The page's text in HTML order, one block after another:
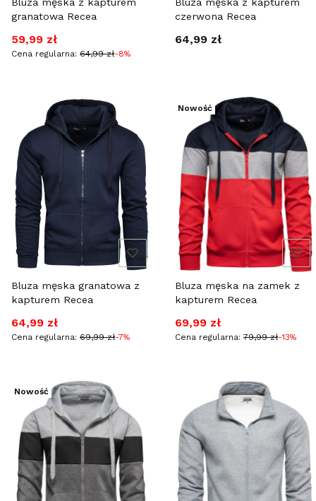
granatowa Recea
Cena promocyjna
59,99 zł
Cena regularna: 64,99 zł-8%
czerwona Recea
Cena
64,99 zł
Bluza męska granatowa z
kapturem Recea
Cena promocyjna
64,99 zł
Cena regularna: 69,99 zł-7%
Nowość
Bluza męska na zamek z
kapturem Recea
Cena promocyjna
69,99 zł
Cena regularna: 79,99 zł-13%
Nowość